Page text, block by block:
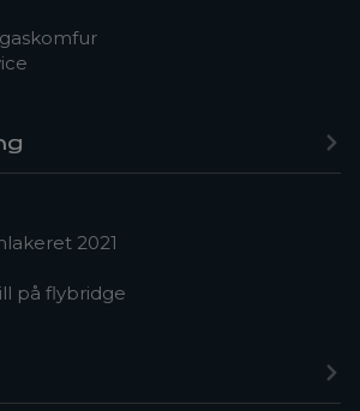
2021
på flybridge